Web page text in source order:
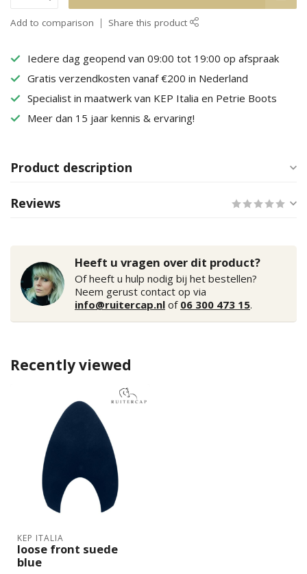
Add to comparison Share this product
Iedere dag geopend van 09:00 tot 19:00 op afspraak
Gratis verzendkosten vanaf €200 in Nederland
Specialist in maatwerk van KEP Italia en Petrie Boots
Meer dan 15 jaar kennis & ervaring!
Product description
Reviews
Heeft u vragen over dit product?
Of heeft u hulp nodig bij het bestellen?
Neem gerust contact op via
info@ruitercap.nl of 06 300 473 15.
Recently viewed
KEP ITALIA
loose front suede
blue